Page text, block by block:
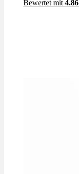
Bewertet mit 4.86